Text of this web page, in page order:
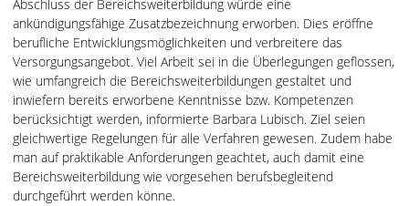
Abschluss der Bereichsweiterbildung würde eine
ankündigungsfähige Zusatzbezeichnung erworben. Dies eröffne
berufliche Entwicklungsmöglichkeiten und verbreitere das
Versorgungsangebot. Viel Arbeit sei in die Überlegungen geflossen,
wie umfangreich die Bereichsweiterbildungen gestaltet und
inwiefern bereits erworbene Kenntnisse bzw. Kompetenzen
berücksichtigt werden, informierte Barbara Lubisch. Ziel seien
gleichwertige Regelungen für alle Verfahren gewesen. Zudem habe
man auf praktikable Anforderungen geachtet, auch damit eine
Bereichsweiterbildung wie vorgesehen berufsbegleitend
durchgeführt werden könne.